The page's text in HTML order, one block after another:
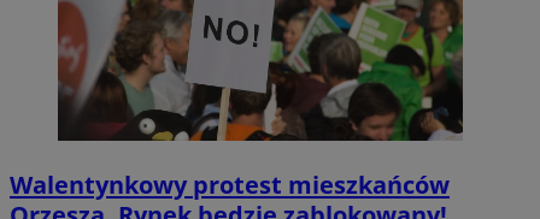
Walentynkowy protest mieszkańców